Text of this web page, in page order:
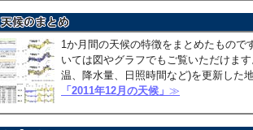
1か月間の天候の特徴をまとめたもので
いては図やグラフでもご覧いただけま
温、降水量、日照時間など)を更新した
「2011年12月の天候」 ≫